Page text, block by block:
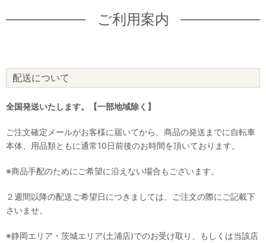
ご利用案内
配送について
全国発送いたします。【一部地域除く】
ご注文確定メールがお客様に届いてから、商品の発送までに自転車
本体、用品類ともに通常10日前後のお時間を頂いております。
※商品手配のためにご希望に沿えない場合もございます。
２週間以降の配送ご希望日につきましては、ご注文の際にご記載下
さいませ。
※静岡エリア・茨城エリア(土浦店)でのお受け取り、もしくは当該店